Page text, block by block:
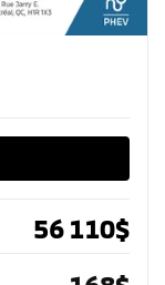
56 110$